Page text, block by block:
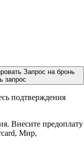
Запрос на бронь
запрос
подтверждения
Внесите предоплату
Мир,